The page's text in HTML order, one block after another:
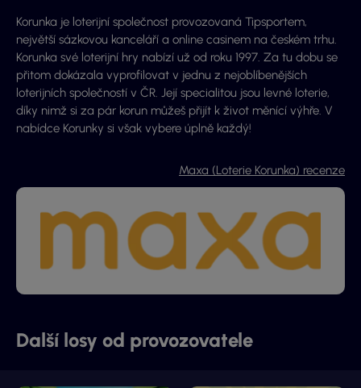
Korunka je loterijní společnost provozovaná Tipsportem,
největší sázkovou kanceláří a online casinem na českém trhu.
Korunka své loterijní hry nabízí už od roku 1997. Za tu dobu se
přitom dokázala vyprofilovat v jednu z nejoblíbenějších
loterijních společností v ČR. Její specialitou jsou levné loterie,
díky nimž si za pár korun můžeš přijít k život měnící výhře. V
nabídce Korunky si však vybere úplně každý!
Maxa (Loterie Korunka) recenze
Další losy od provozovatele